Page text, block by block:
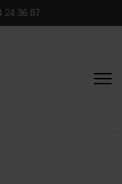
24 36 87